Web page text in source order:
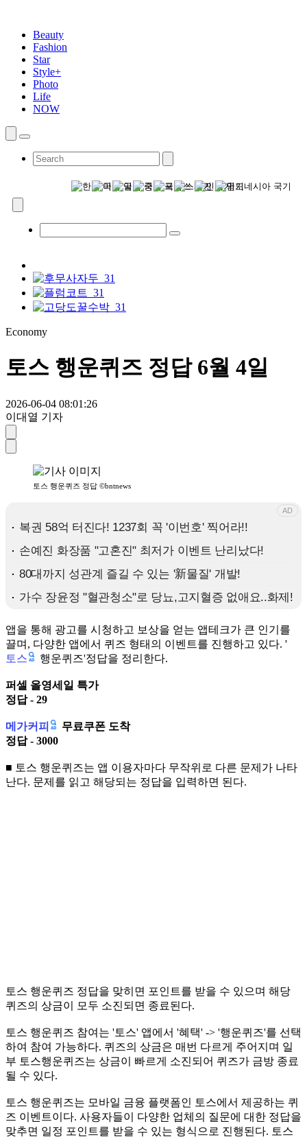
Beauty
Fashion
Star
Style+
Photo
Life
NOW
Economy
토스 행운퀴즈 정답 6월 4일
2026-06-04 08:01:26
이대열 기자
토스 행운퀴즈 정답 ©bntnews
앱을 통해 광고를 시청하고 보상을 얻는 앱테크가 큰 인기를
끌며, 다양한 앱에서 퀴즈 형태의 이벤트를 진행하고 있다. '
토스
행운퀴즈'정답을 정리한다.
퍼셀 올영세일 특가
정답 - 29
메가커피
무료쿠폰 도착
정답 - 3000
■ 토스 행운퀴즈는 앱 이용자마다 무작위로 다른 문제가 나타
난다. 문제를 읽고 해당되는 정답을 입력하면 된다.
토스 행운퀴즈 정답을 맞히면 포인트를 받을 수 있으며 해당
퀴즈의 상금이 모두 소진되면 종료된다.
토스 행운퀴즈 참여는 '토스' 앱에서 '혜택' -> '행운퀴즈'를 선택
하여 참여 가능하다. 퀴즈의 상금은 매번 다르게 주어지며 일
부 토스행운퀴즈는 상금이 빠르게 소진되어 퀴즈가 금방 종료
될 수 있다.
토스 행운퀴즈는 모바일 금융 플랫폼인 토스에서 제공하는 퀴
즈 이벤트이다. 사용자들이 다양한 업체의 질문에 대한 정답을
맞추면 일정 포인트를 받을 수 있는 형식으로 진행된다. 토스